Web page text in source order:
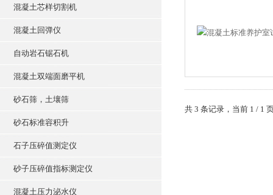
混凝土芯样切割机
混凝土回弹仪
自动岩石锯石机
混凝土双端面磨平机
砂石筛，土壤筛
砂石标准容积升
石子压碎值测定仪
砂子压碎值指标测定仪
混凝土压力泌水仪
共 3 条记录，当前 1 / 1